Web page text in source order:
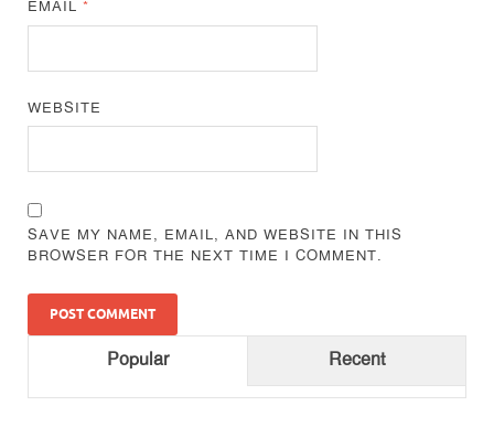
EMAIL*
WEBSITE
SAVE MY NAME, EMAIL, AND WEBSITE IN THIS
BROWSER FOR THE NEXT TIME I COMMENT.
Popular Recent